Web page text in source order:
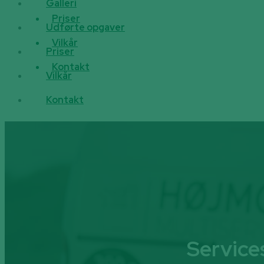
Priser
Vilkår
Kontakt
Galleri
Udførte opgaver
Priser
Vilkår
Kontakt